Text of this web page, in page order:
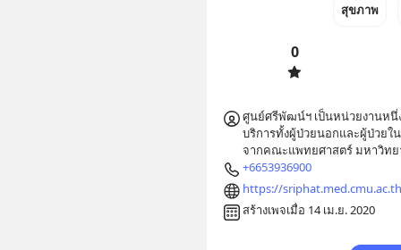
สุขภาพ
0
ศูนย์ศรีพัฒน์ฯ เป็นหน่วยงานหนึ่
บริการทั้งผู้ป่วยนอกและผู้ป่วย
จากคณะแพทยศาสตร์ มหาวิทย
+6653936900
https://
สร้างเพจเมื่อ 14 เม.ย. 2020